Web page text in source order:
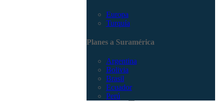
Europa
Turquía
Planes a Suramérica
Argentina
Bolivia
Brasil
Ecuador
Perú